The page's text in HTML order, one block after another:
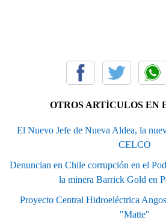
OTROS ARTÍCULOS EN
El Nuevo Jefe de Nueva Aldea, la
CELCO
Denuncian en Chile corrupción en el
la minera Barrick Gold en
Proyecto Central Hidroeléctrica
"Matte"